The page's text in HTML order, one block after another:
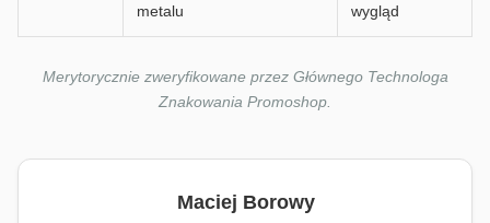
metalu
wygląd
Merytorycznie zweryfikowane przez Głównego Technologa
Znakowania Promoshop.
Maciej Borowy